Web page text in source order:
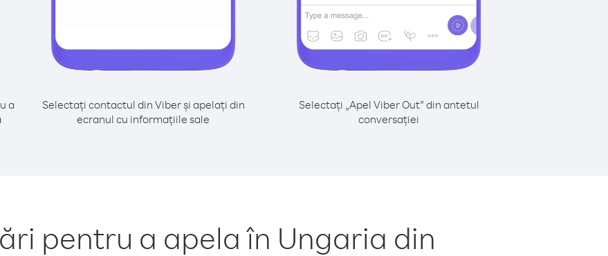
a
Selectați contactul din Viber și apelați din
ecranul cu informațiile sale
Selectați „Apel Viber Out” din antetul
conversației
pentru a apela în Ungaria din